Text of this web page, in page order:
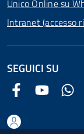
Unico Online su
Intranet (accesso
SEGUICI SU
FacebookYoutube